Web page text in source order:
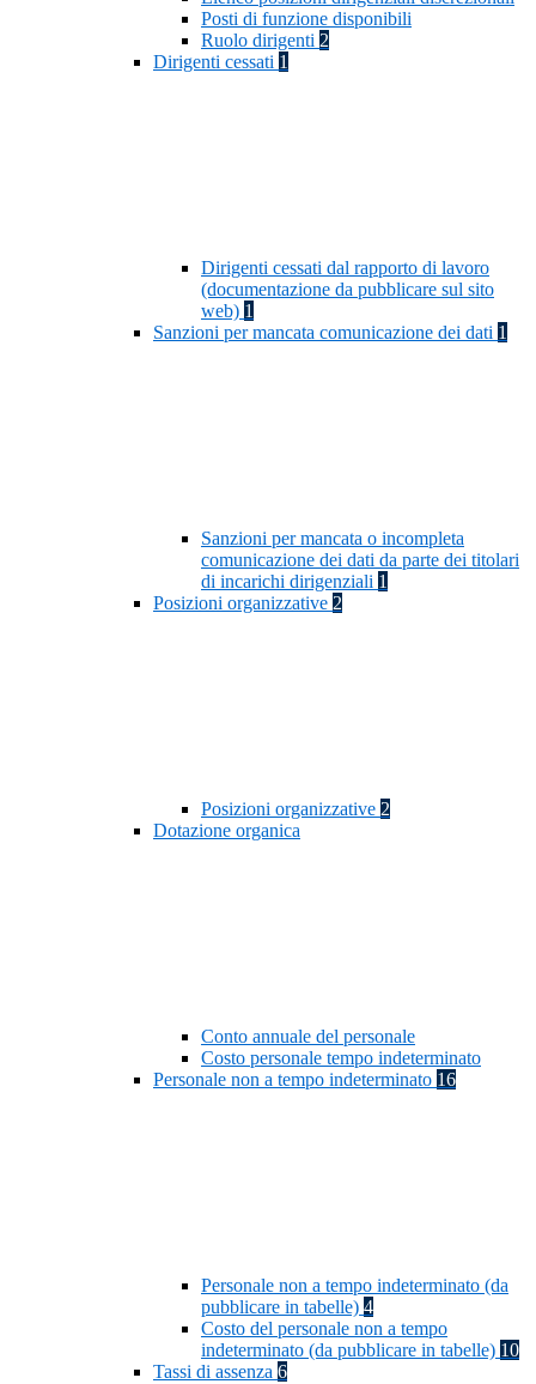
Posti di funzione disponibili
Ruolo dirigenti 2
Dirigenti cessati 1
Dirigenti cessati dal rapporto di lavoro
(documentazione da pubblicare sul sito
web) 1
Sanzioni per mancata comunicazione dei dati 1
Sanzioni per mancata o incompleta
comunicazione dei dati da parte dei titolari
di incarichi dirigenziali 1
Posizioni organizzative 2
Posizioni organizzative 2
Dotazione organica
Conto annuale del personale
Costo personale tempo indeterminato
Personale non a tempo indeterminato 16
Personale non a tempo indeterminato (da
pubblicare in tabelle) 4
Costo del personale non a tempo
indeterminato (da pubblicare in tabelle) 10
Tassi di assenza 6